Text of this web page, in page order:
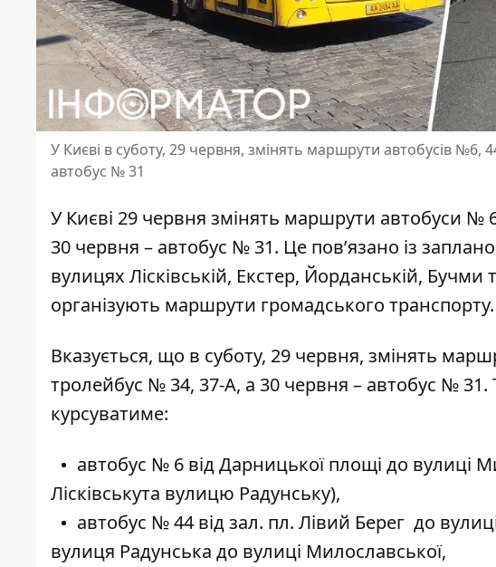
У Києві в суботу, 29 червня, змінять маршрути автобусів №6,
автобус № 31
У Києві 29 червня змінять маршрути автобуси №
30 червня – автобус № 31. Це пов’язано із
вулицях Лісківській, Екстер, Йорданській, Бучми
організують маршрути громадського транспорту.
Вказується, що в суботу, 29 червня, змінять
тролейбус № 34, 37-А, а 30 червня – автобус № 31.
курсуватиме:
автобус № 6 від Дарницької площі до вулиці
Лісківськута вулицю Радунську),
автобус № 44 від зал. пл. Лівий Берег до
вулиця Радунська до вулиці Милославської,